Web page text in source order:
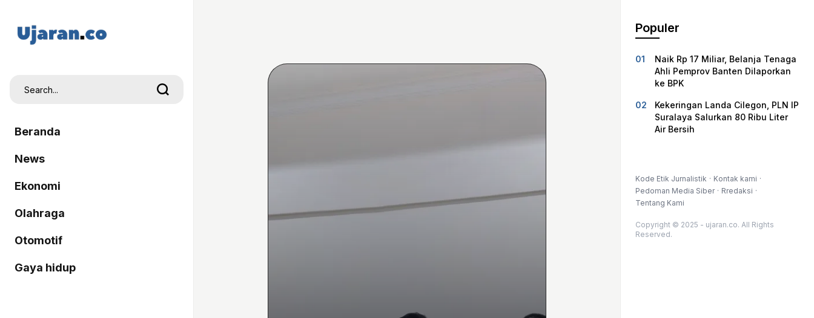
Beranda
News
Ekonomi
Olahraga
Otomotif
Gaya hidup
Populer
Naik Rp 17 Miliar, Belanja Tenaga
Ahli Pemprov Banten Dilaporkan
ke BPK
Kekeringan Landa Cilegon, PLN IP
Suralaya Salurkan 80 Ribu Liter
Air Bersih
Kode Etik Jurnalistik
Kontak kami
Pedoman Media Siber
Rredaksi
Tentang Kami
Copyright © 2025 - ujaran.co. All Rights
Reserved.